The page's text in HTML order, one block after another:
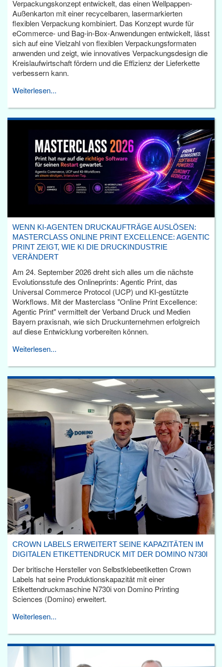
Verpackungskonzept entwickelt, das einen Wellpappen-
Außenkarton mit einer recycelbaren, lasermarkierten
flexiblen Verpackung kombiniert. Das Konzept wurde für
eCommerce- und Bag-in-Box-Anwendungen entwickelt, lässt
sich auf eine Vielzahl von flexiblen Verpackungsformaten
anwenden und zeigt, wie innovatives Verpackungsdesign die
Kreislaufwirtschaft fördern und die Effizienz der Lieferkette
verbessern kann.
Weiterlesen...
WENN KI-AGENTEN DRUCKAUFTRÄGE AUSLÖSEN:
MASTERCLASS ONLINE PRINT EXCELLENCE: AGENTIC
PRINT ZEIGT, WIE KI DIE DRUCKINDUSTRIE
VERÄNDERT
Am 24. September 2026 dreht sich alles um die nächste
Evolutionsstufe des Onlineprints: Agentic Print, das
Universal Commerce Protocol (UCP) und KI-gestützte
Workflows. Mit der Masterclass "Online Print Excellence:
Agentic Print" vermittelt der Verband Druck und Medien
Bayern praxisnah, wie sich Druckunternehmen erfolgreich
auf diese Entwicklung vorbereiten können.
Weiterlesen...
CROWN LABELS ERWEITERT SEINE KAPAZITÄTEN IM
DIGITALEN ETIKETTENDRUCK MIT DER DOMINO N730I
Der britische Hersteller von Selbstklebeetiketten Crown
Labels hat seine Produktionskapazität mit einer
Etikettendruckmaschine N730i von Domino Printing
Sciences (Domino) erweitert.
Weiterlesen...